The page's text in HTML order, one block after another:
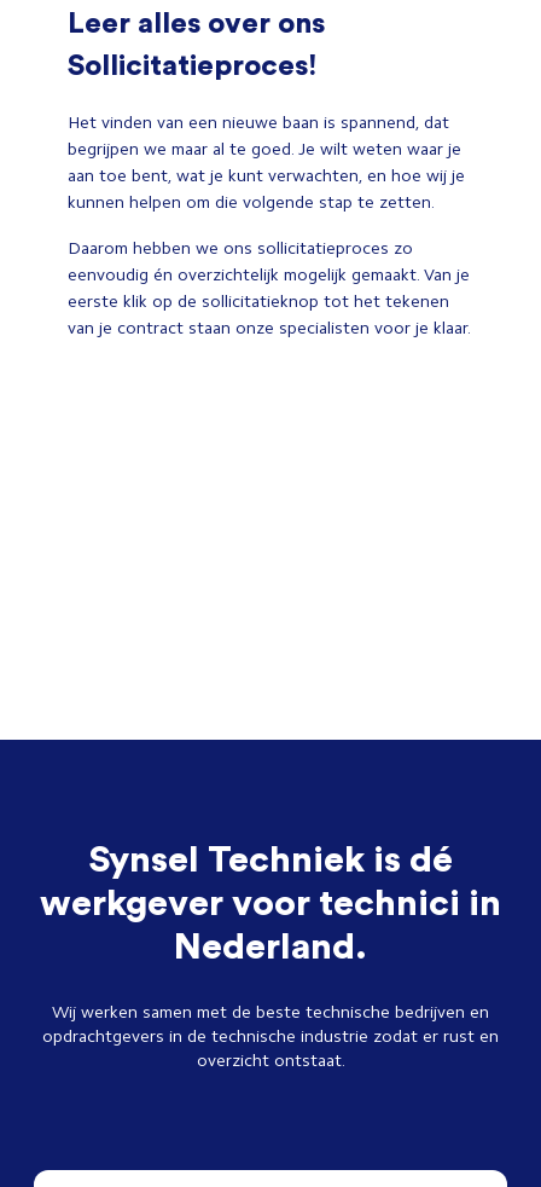
Leer alles over ons
Sollicitatieproces!
Het vinden van een nieuwe baan is spannend, dat
begrijpen we maar al te goed. Je wilt weten waar je
aan toe bent, wat je kunt verwachten, en hoe wij je
kunnen helpen om die volgende stap te zetten.
Daarom hebben we ons sollicitatieproces zo
eenvoudig én overzichtelijk mogelijk gemaakt. Van je
eerste klik op de sollicitatieknop tot het tekenen
van je contract staan onze specialisten voor je klaar.
Synsel Techniek is dé
werkgever voor technici in
Nederland.
Wij werken samen met de beste technische bedrijven en
opdrachtgevers in de technische industrie zodat er rust en
overzicht ontstaat.